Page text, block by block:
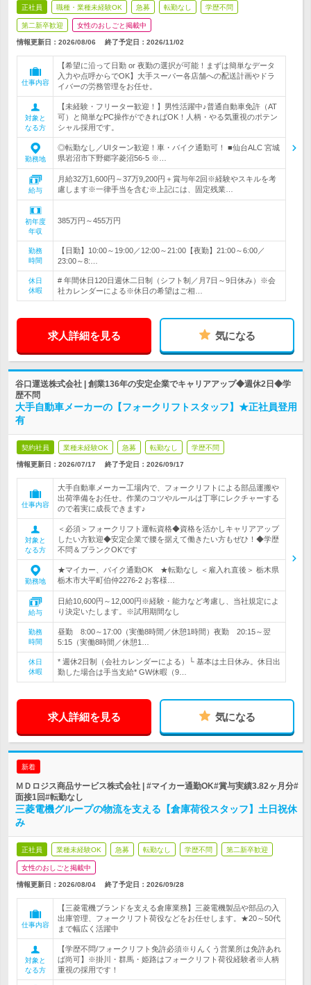
正社員 職種・業種未経験OK 急募 転勤なし 学歴不問
第二新卒歓迎 女性のおしごと掲載中
情報更新日：2026/08/06 終了予定日： 2026/11/02
仕事内容
【希望に沿って日勤 or 夜勤の選択が可能！まずは簡単なデータ
入力や点呼からでOK】大手スーパー各店舗への配送計画やドラ
イバーの労務管理をお任せ。
対象と
なる方
【未経験・フリーター歓迎！】男性活躍中♪普通自動車免許（AT
可）と簡単なPC操作ができればOK！人柄・やる気重視のポテン
シャル採用です。
勤務地
◎転勤なし／UIターン歓迎！車・バイク通勤可！ ■仙台ALC 宮城
県岩沼市下野郷字菱沼56-5 ※…
給与
月給32万1,600円～37万9,200円＋賞与年2回※経験やスキルを考
慮します※一律手当を含む※上記には、固定残業…
初年度
年収
385万円～455万円
勤務
時間
【日勤】10:00～19:00／12:00～21:00【夜勤】21:00～6:00／
23:00～8:…
休日
休暇
# 年間休日120日週休二日制（シフト制／月7日～9日休み）※会
社カレンダーによる※休日の希望はご相…
求人詳細を見る 気になる
谷口運送株式会社 | 創業136年の安定企業でキャリアアップ◆週休2日◆学
歴不問
大手自動車メーカーの【フォークリフトスタッフ】★正社員登用
有
契約社員 業種未経験OK 急募 転勤なし 学歴不問
情報更新日：2026/07/17 終了予定日： 2026/09/17
仕事内容
大手自動車メーカー工場内で、フォークリフトによる部品運搬や
出荷準備をお任せ。作業のコツやルールは丁寧にレクチャーする
ので着実に成長できます♪
対象と
なる方
＜必須＞フォークリフト運転資格◆資格を活かしキャリアアップ
したい方歓迎◆安定企業で腰を据えて働きたい方もぜひ！◆学歴
不問＆ブランクOKです
勤務地
★マイカー、バイク通勤OK ★転勤なし ＜雇入れ直後＞ 栃木県
栃木市大平町伯仲2276-2 お客様…
給与
日給10,600円～12,000円※経験・能力など考慮し、当社規定によ
り決定いたします。※試用期間なし
勤務
時間
昼勤 8:00～17:00（実働8時間／休憩1時間）夜勤 20:15～翌
5:15（実働8時間／休憩1…
休日
休暇
* 週休2日制（会社カレンダーによる）└ 基本は土日休み。休日出
勤した場合は手当支給* GW休暇（9…
求人詳細を見る 気になる
新着
ＭＤロジス商品サービス株式会社 | #マイカー通勤OK#賞与実績3.82ヶ月分#
面接1回#転勤なし
三菱電機グループの物流を支える【倉庫荷役スタッフ】土日祝休
み
正社員 業種未経験OK 急募 転勤なし 学歴不問 第二新卒歓迎
女性のおしごと掲載中
情報更新日：2026/08/04 終了予定日： 2026/09/28
仕事内容
【三菱電機ブランドを支える倉庫業務】三菱電機製品や部品の入
出庫管理、フォークリフト荷役などをお任せします。★20～50代
まで幅広く活躍中
対象と
なる方
【学歴不問/フォークリフト免許必須※りんくう営業所は免許あれ
ば尚可】※掛川・群馬・姫路はフォークリフト荷役経験者※人柄
重視の採用です！